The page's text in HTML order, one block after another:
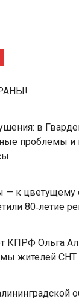
в
проблемы и
— к цветущему
80‑летие
КПРФ Ольга
жителей СНТ